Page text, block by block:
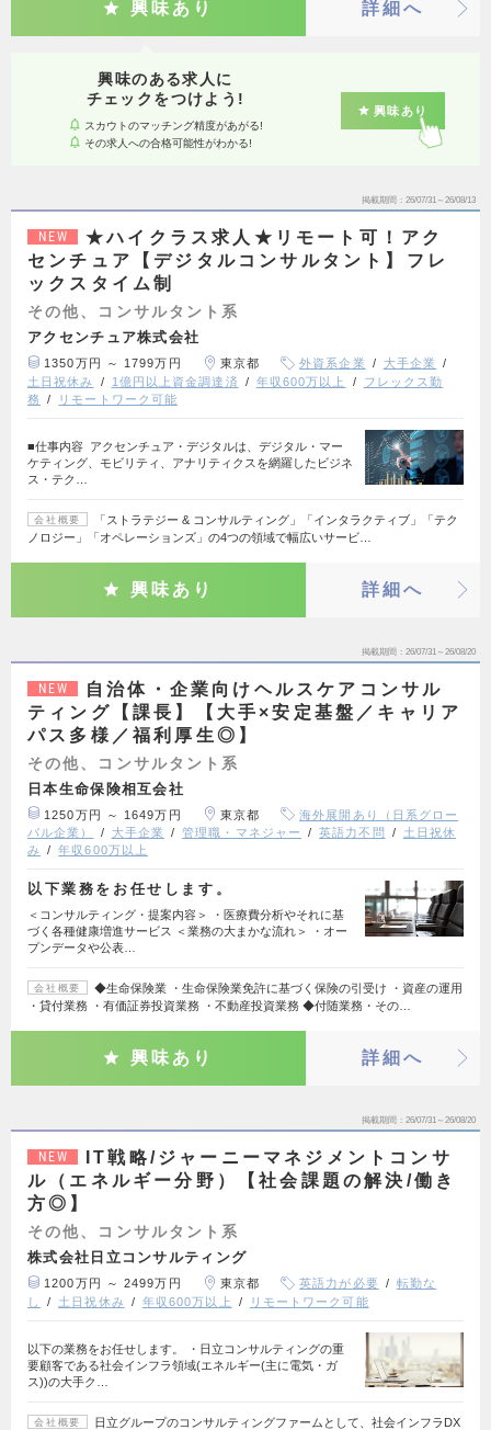
興味あり 詳細へ
興味のある求人に
チェックをつけよう!
スカウトのマッチング精度があがる!
その求人への合格可能性がわかる!
興味あり
掲載期間 26/07/31～26/08/13
NEW
★ハイクラス求人★リモート可！アク
センチュア【デジタルコンサルタント】フレ
ックスタイム制
その他、コンサルタント系
アクセンチュア株式会社
1350万円 ～ 1799万円 東京都 外資系企業
大手企業
土日祝休み
1億円以上資金調達済 年収600万以上
フレックス勤
務
リモートワーク可能
■仕事内容 アクセンチュア・デジタルは、デジタル・マー
ケティング、モビリティ、アナリティクスを網羅したビジネ
ス・テク…
会社概要
「ストラテジー & コンサルティング」「インタラクティブ」「テク
ノロジー」「オペレーションズ」の4つの領域で幅広いサービ…
興味あり 詳細へ
掲載期間 26/07/31～26/08/20
NEW
自治体・企業向けヘルスケアコンサル
ティング【課長】【大手×安定基盤／キャリア
パス多様／福利厚生◎】
その他、コンサルタント系
日本生命保険相互会社
1250万円 ～ 1649万円 東京都
海外展開あり（日系グロー
バル企業）
大手企業 管理職・マネジャー 英語力不問
土日祝休
み
年収600万以上
以下業務をお任せします。
＜コンサルティング・提案内容＞ ・医療費分析やそれに基
づく各種健康増進サービス ＜業務の大まかな流れ＞ ・オー
プンデータや公表…
会社概要
◆生命保険業 ・生命保険業免許に基づく保険の引受け ・資産の運用
・貸付業務 ・有価証券投資業務 ・不動産投資業務 ◆付随業務・その…
興味あり 詳細へ
掲載期間 26/07/31～26/08/20
NEW
IT戦略/ジャーニーマネジメントコンサ
ル（エネルギー分野）【社会課題の解決/働き
方◎】
その他、コンサルタント系
株式会社日立コンサルティング
1200万円 ～ 2499万円 東京都 英語力が必要
転勤な
し
土日祝休み 年収600万以上 リモートワーク可能
以下の業務をお任せします。 ・日立コンサルティングの重
要顧客である社会インフラ領域(エネルギー(主に電気・ガ
ス))の大手ク…
会社概要
日立グループのコンサルティングファームとして、社会インフラDX